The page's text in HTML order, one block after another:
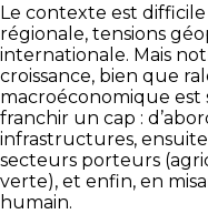
Le contexte est
régionale, tensions
internationale. Mais
croissance, bien que
macroéconomique est
franchir un cap :
infrastructures,
secteurs porteurs
verte), et enfin, en
humain.